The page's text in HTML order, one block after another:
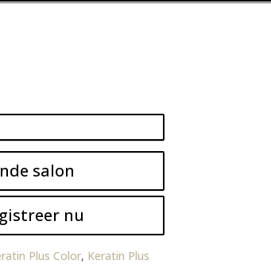
salon
nu
Plus Color, Keratin Plus